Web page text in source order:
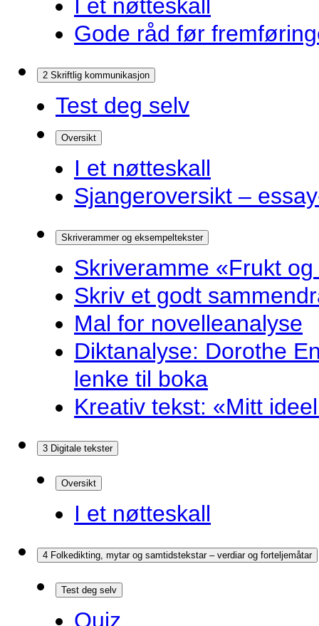
I et nøtteskall
Gode råd før
2 Skriftlig kommunikasjon
Test deg selv
Oversikt
I et nøtteskall
Sjangeroversikt –
Skriverammer og eksempeltekster
Skriveramme «Frukt
Skriv et godt
Mal for novelleanalyse
Diktanalyse: Dorothe
lenke til boka
Kreativ tekst: «Mitt
3 Digitale tekster
Oversikt
I et nøtteskall
4 Folkedikting, mytar og samtidstekstar – verdiar og forteljemåtar
Test deg selv
Quiz